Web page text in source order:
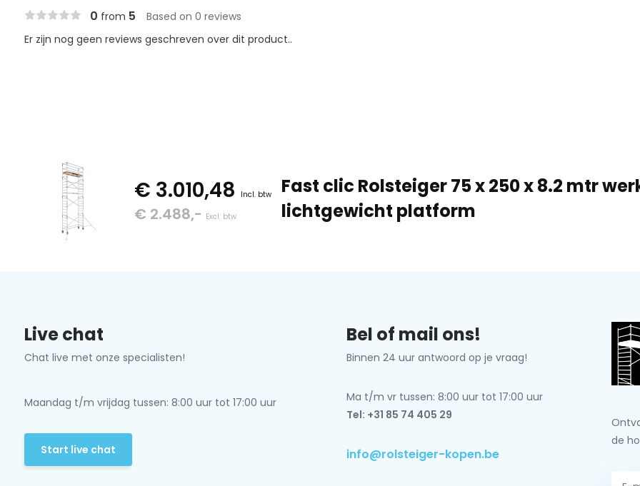
0 from 5 Based on 0 reviews
Er zijn nog geen reviews geschreven over dit product..
€ 3.010,48 Incl. btw
€ 2.488,- Excl. btw
Fast clic Rolsteiger 75 x 250 x 8.2 mtr
lichtgewicht platform
Live chat
Chat live met onze specialisten!
Maandag t/m vrijdag tussen: 8:00 uur tot 17:00 uur
Start live chat
Bel of mail ons!
Binnen 24 uur antwoord op je vraag!
Ma t/m vr tussen: 8:00 uur tot 17:00 uur
Tel: +31 85 74 405 29
info@rolsteiger-kopen.be
de